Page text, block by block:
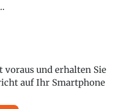
und erhalten Sie
auf Ihr Smartphone